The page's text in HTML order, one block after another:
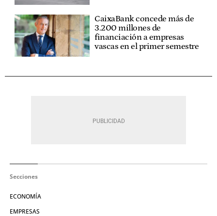
CaixaBank concede más de
3.200 millones de
financiación a empresas
vascas en el primer semestre
Secciones
ECONOMÍA
EMPRESAS